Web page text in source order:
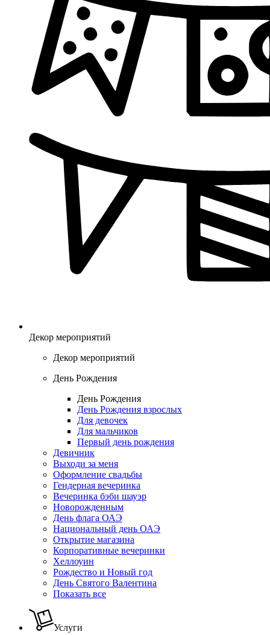
Декор мероприятий
Декор мероприятий
День Рождения
День Рождения
День Рождения взрослых
Для девочек
Для мальчиков
Первый день рождения
Девичник
Выходи за меня
Оформление свадьбы
Гендерная вечеринка
Вечеринка бэби шауэр
Новорожденным
День флага ОАЭ
Национальный день ОАЭ
Открытие магазина
Корпоративные вечеринки
Хеллоуин
Рождество и Новый год
День Святого Валентина
Показать все
Услуги